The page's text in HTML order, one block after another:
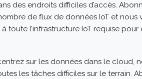
des endroits difficiles d’accès.
de flux de données IoT et nous
toute l’infrastructure IoT requise
sur les données dans le cloud,
les tâches difficiles sur le terrain.